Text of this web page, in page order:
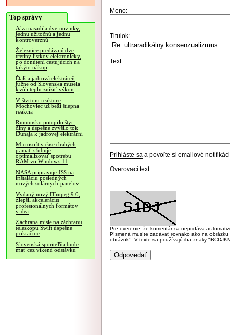
Top správy
Alza nasadila dve novinky,
jednu užitočnú a jednu
kontroverznú
Železnice predávajú dve
tretiny lístkov elektronicky,
po donútení cestujúcich na
takýto nákup
Ďalšia jadrová elektráreň
južne od Slovenska musela
kvôli teplu znížiť výkon
V štvrtom reaktore
Mochoviec už beží štiepna
reakcia
Rumunsko potopilo štyri
člny a úspešne zvýšilo tok
Dunaja k jadrovej elektrárni
Microsoft v čase drahých
pamätí sľubuje
optimalizovať spotrebu
RAM vo Windows 11
NASA pripravuje ISS na
inštaláciu posledných
nových solárnych panelov
Vydaný nový FFmpeg 9.0,
zlepšil akceleráciu
profesionálnych formátov
videa
Záchrana misie na záchranu
teleskopu Swift úspešne
pokračuje
Slovenská sporiteľňa bude
mať cez víkend odstávku
Meno:
Titulok:
Text:
Prihláste sa a povoľte si emailové
Overovací text:
Pre overenie, že komentár sa nepridáva
Písmená musíte zadávať rovnako ako na
obrázok". V texte sa používajú iba znaky